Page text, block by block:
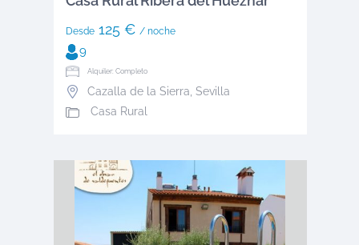
Desde125 € / noche
9
Alquiler: Completo
Cazalla de la Sierra Sevilla
Casa Rural